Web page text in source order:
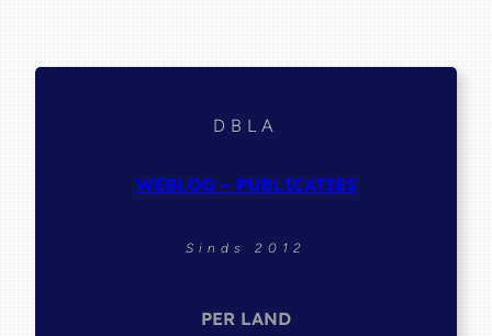
DBLA
WEBLOG – PUBLICATIES
Sinds 2012
PER LAND